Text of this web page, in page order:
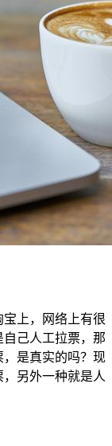
上，网络上有很
己人工拉票，那
是真实的吗？现
另外一种就是人